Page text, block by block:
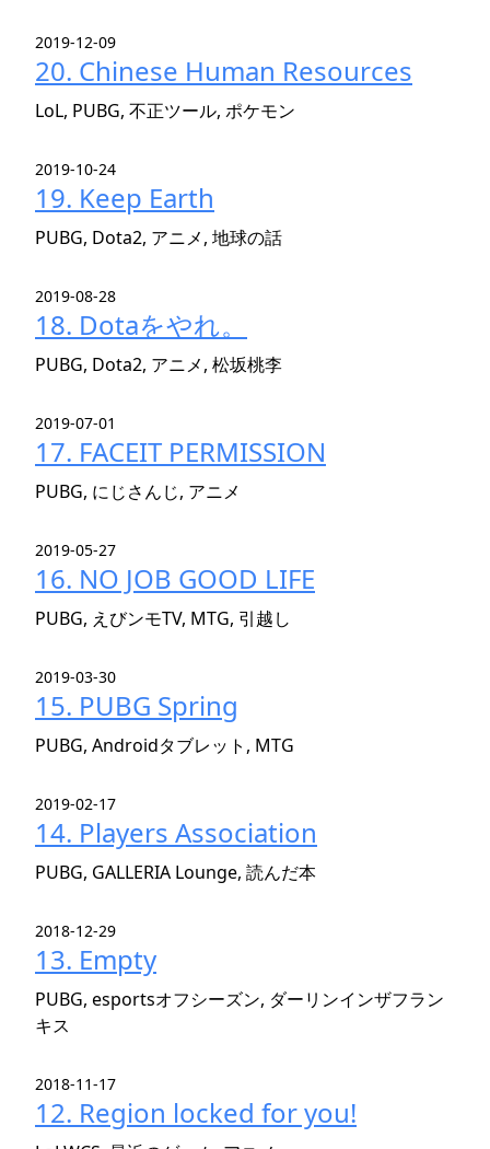
2019-12-09
20. Chinese Human Resources
LoL, PUBG, 不正ツール, ポケモン
2019-10-24
19. Keep Earth
PUBG, Dota2, アニメ, 地球の話
2019-08-28
18. Dotaをやれ。
PUBG, Dota2, アニメ, 松坂桃李
2019-07-01
17. FACEIT PERMISSION
PUBG, にじさんじ, アニメ
2019-05-27
16. NO JOB GOOD LIFE
PUBG, えびンモTV, MTG, 引越し
2019-03-30
15. PUBG Spring
PUBG, Androidタブレット, MTG
2019-02-17
14. Players Association
PUBG, GALLERIA Lounge, 読んだ本
2018-12-29
13. Empty
PUBG, esportsオフシーズン, ダーリンインザフラン
キス
2018-11-17
12. Region locked for you!